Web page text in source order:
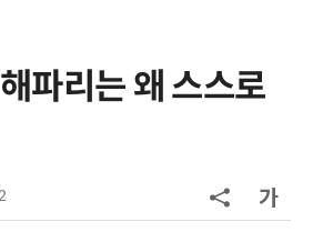
파리는 왜 스스로